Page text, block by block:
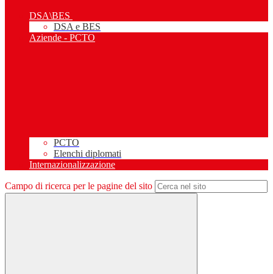
DSA\BES
DSA e BES
Aziende - PCTO
PCTO
Elenchi diplomati
Internazionalizzazione
Campo di ricerca per le pagine del sito